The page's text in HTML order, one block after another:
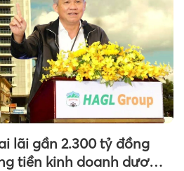
lãi gần 2.300 tỷ đồng
tiền kinh doanh dương